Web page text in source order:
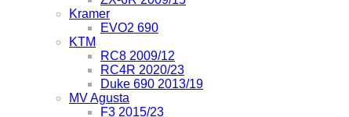
Kramer
EVO2 690
KTM
RC8 2009/12
RC4R 2020/23
Duke 690 2013/19
MV Agusta
F3 2015/23